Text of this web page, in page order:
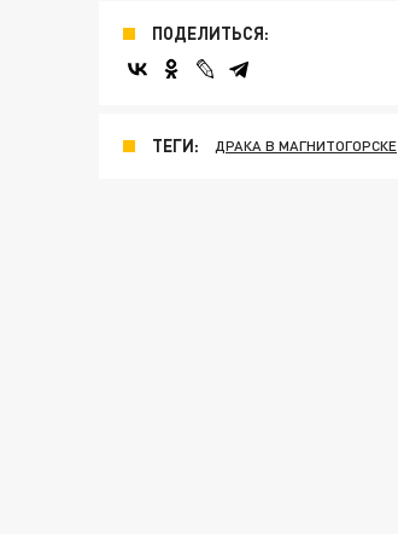
ПОДЕЛИТЬСЯ:
ТЕГИ: ДРАКА В МАГНИТОГОРСКЕ